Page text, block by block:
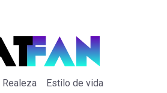
Realeza Estilo de vida